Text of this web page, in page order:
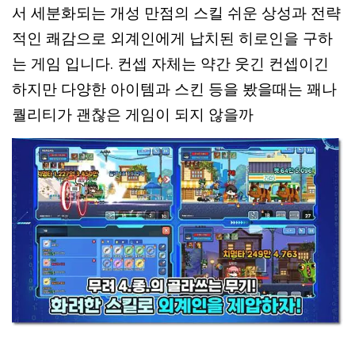
서 세분화되는 개성 만점의 스킬 쉬운 상성과 전략
적인 쾌감으로 외계인에게 납치된 히로인을 구하
는 게임 입니다. 컨셉 자체는 약간 웃긴 컨셉이긴
하지만 다양한 아이템과 스킨 등을 봤을때는 꽤나
퀄리티가 괜찮은 게임이 되지 않을까